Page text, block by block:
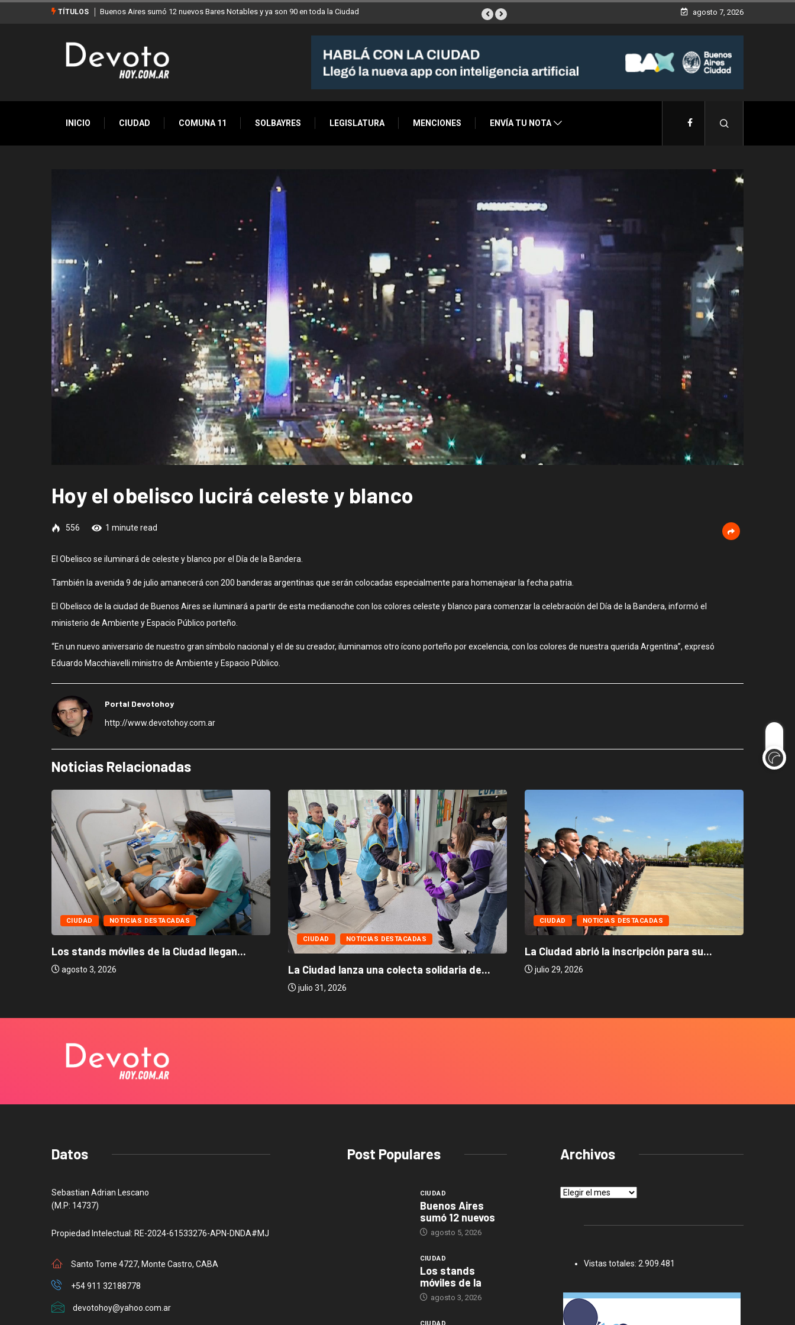
TÍTULOS
Buenos Aires sumó 12 nuevos Bares Notables y ya son 90 en toda la CiudadLos stands móviles de la Ciudad llegan esta semana a Villa Devoto agosto 7, 2026
INICIO CIUDAD COMUNA 11 SOLBAYRES LEGISLATURA MENCIONES ENVÍA TU NOTA
Hoy el obelisco lucirá celeste y blanco
556 1 minute read
El Obelisco se iluminará de celeste y blanco por el Día de la Bandera.
También la avenida 9 de julio amanecerá con 200 banderas argentinas que serán colocadas especialmente para homenajear la fecha patria.
El Obelisco de la ciudad de Buenos Aires se iluminará a partir de esta medianoche con los colores celeste y blanco para comenzar la celebración del Día de la Bandera, informó el
ministerio de Ambiente y Espacio Público porteño.
“En un nuevo aniversario de nuestro gran símbolo nacional y el de su creador, iluminamos otro ícono porteño por excelencia, con los colores de nuestra querida Argentina”, expresó
Eduardo Macchiavelli ministro de Ambiente y Espacio Público.
Portal Devotohoy
http://www.devotohoy.com.ar
Noticias Relacionadas
CIUDAD NOTICIAS DESTACADAS
Los stands móviles de la Ciudad llegan...
agosto 3, 2026
CIUDAD NOTICIAS DESTACADAS
La Ciudad lanza una colecta solidaria de...
julio 31, 2026
CIUDAD NOTICIAS DESTACADAS
La Ciudad abrió la inscripción para su...
julio 29, 2026
Datos
Sebastian Adrian Lescano
(M.P: 14737)
Propiedad Intelectual: RE-2024-61533276-APN-DNDA#MJ
Santo Tome 4727, Monte Castro, CABA
+54 911 32188778
devotohoy@yahoo.com.ar
Post Populares
CIUDAD
Buenos Aires
sumó 12 nuevos
agosto 5, 2026
CIUDAD
Los stands
móviles de la
agosto 3, 2026
Archivos
Archivos
Vistas totales: 2.909.481